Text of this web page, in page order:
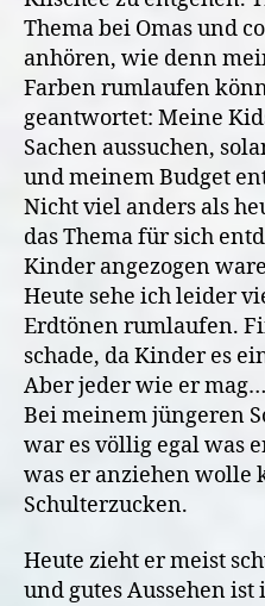
Thema bei Omas und
anhören, wie denn
Farben rumlaufen
geantwortet: Meine
Sachen aussuchen,
und meinem Budget
Nicht viel anders als
das Thema für sich
Kinder angezogen
Heute sehe ich leider
Erdtönen rumlaufen.
schade, da Kinder es
Aber jeder wie er mag…
Bei meinem jüngeren
war es völlig egal was
was er anziehen wolle
Schulterzucken.
Heute zieht er meist
und gutes Aussehen